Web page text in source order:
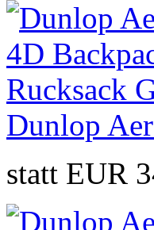
Dunlop
statt EUR